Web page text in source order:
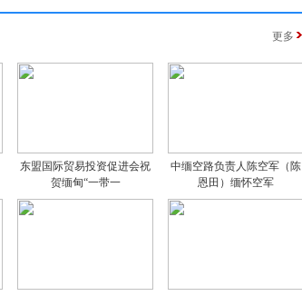
更多
东盟国际贸易投资促进会祝
贺缅甸“一带一
中缅空路负责人陈空军（陈
恩田）缅怀空军